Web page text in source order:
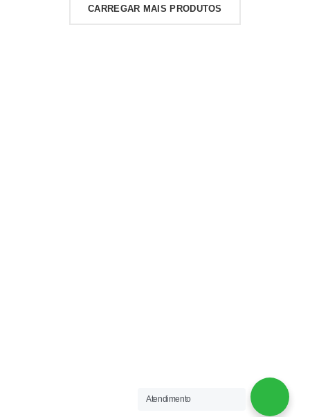
CARREGAR MAIS PRODUTOS
2021 CRIADO POR OFERTAMIX
Atendimento